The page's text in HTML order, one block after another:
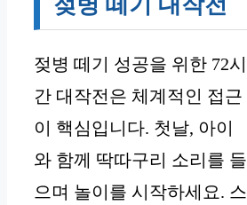
젖병 떼기 성공을 위한 72시
간 대작전은 체계적인 접근
이 핵심입니다. 첫날, 아이
와 함께 딱따구리 소리를 들
으며 놀이를 시작하세요. 스